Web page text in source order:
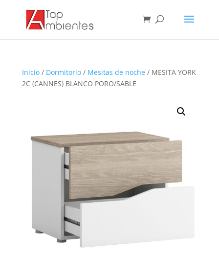
Inicio/ Dormitorio/ Mesitas de noche/ MESITA YORK
2C (CANNES) BLANCO PORO/SABLE